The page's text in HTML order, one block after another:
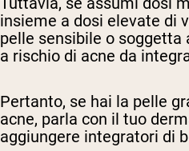
insieme a dosi elevate di
pelle sensibile o soggetta
a rischio di acne da
Pertanto, se hai la pelle
acne, parla con il tuo
aggiungere integratori di